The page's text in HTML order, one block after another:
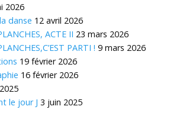
2026
danse 12 avril 2026
ACTE II 23 mars 2026
PARTI ! 9 mars 2026
19 février 2026
16 février 2026
le jour J 3 juin 2025